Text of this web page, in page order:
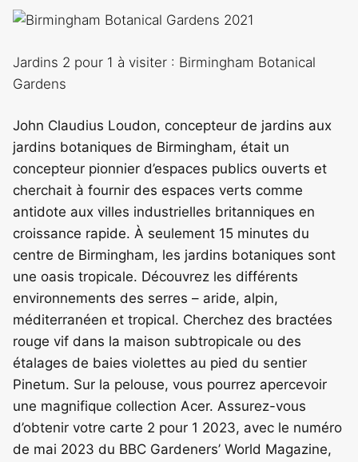
Jardins 2 pour 1 à visiter : Birmingham Botanical
Gardens
John Claudius Loudon, concepteur de jardins aux
jardins botaniques de Birmingham, était un
concepteur pionnier d’espaces publics ouverts et
cherchait à fournir des espaces verts comme
antidote aux villes industrielles britanniques en
croissance rapide. À seulement 15 minutes du
centre de Birmingham, les jardins botaniques sont
une oasis tropicale. Découvrez les différents
environnements des serres – aride, alpin,
méditerranéen et tropical. Cherchez des bractées
rouge vif dans la maison subtropicale ou des
étalages de baies violettes au pied du sentier
Pinetum. Sur la pelouse, vous pourrez apercevoir
une magnifique collection Acer. Assurez-vous
d’obtenir votre carte 2 pour 1 2023, avec le numéro
de mai 2023 du BBC Gardeners’ World Magazine,